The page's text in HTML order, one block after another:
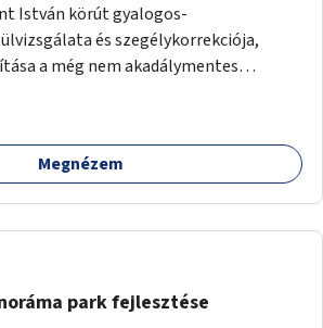
István körút gyalogos-
és szegélykorrekciója,
a még nem akadálymentes
Megnézem
park fejlesztése